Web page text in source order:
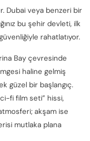
Dubai veya benzeri bir
bu şehir devleti, ilk
rahatlatıyor.
Bay çevresinde
haline gelmiş
güzel bir başlangıç.
fi film seti” hissi,
akşam ise
mutlaka plana